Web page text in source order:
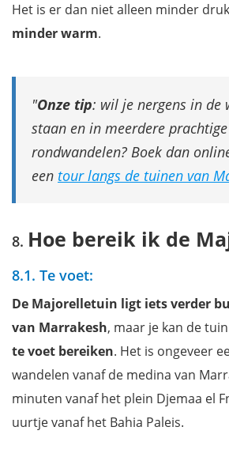
Het is er dan niet alleen minder
minder warm.
Onze tip: wil je nergens in de
staan en in meerdere
rondwandelen? Boek dan
een tour langs de tuinen van
Hoe bereik ik de
8.1. Te voet:
De Majorelletuin ligt iets verder
van Marrakesh, maar je kan de tuin
te voet bereiken. Het is ongeveer
wandelen vanaf de medina van
minuten vanaf het plein Djemaa el
uurtje vanaf het Bahia Paleis.